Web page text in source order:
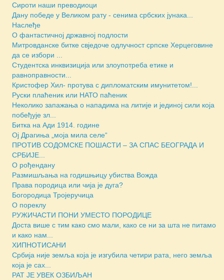
Сироти наши преводиоци
Дану победе у Великом рату - сенима србских јунака...
Наслеђе
О фантастичној државној подлости
Митровданске битке свједочe одлучност српске Херцеговине
да се избори ...
Студентска инквизиција или злоупотреба етике и
равноправности...
Кристофер Хил- протува с дипломатским имунитетом!...
Руски плаћеник или НАТО паћеник
Неколико запажања о нападима на литије и јединој сили која
побеђује зл...
Битка на Ади 1914. године
Ој Драгиња „моја мила селе“
ПРОТИВ СОДОМСКЕ ПОШАСТИ – ЗА СПАС БЕОГРАДА И
СРБИЈЕ...
О рођендану
Размишљања на годишњицу убиства Вожда
Права породица или чија је дуга?
Богородица Тројеручица
О пореклу
РУЖИЧАСТИ ПОНИ УМЕСТО ПОРОДИЦЕ
Доста више с тим како смо мали, како се ни за шта не питамо
и како нам...
ХИПНОТИСАНИ
Србија није земља која је изгубила четири рата, него земља
која је сах...
РАТ ЈЕ УВЕК ОЗБИЉАН